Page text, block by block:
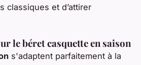
classiques et d’attirer
le béret casquette en saison
s'adaptent parfaitement à la